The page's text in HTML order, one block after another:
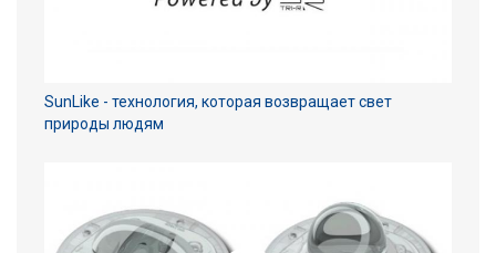
SunLike - технология, которая возвращает свет
природы людям